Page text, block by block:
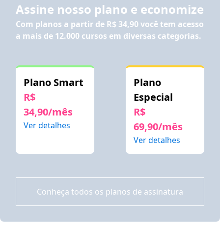
Assine nosso plano e economize
Com planos a partir de R$ 34,90você tem acesso
a mais de 12.000 cursos em diversas categorias.
Plano Smart
R$
34,90/mês
Ver detalhes
Plano
Especial
R$
69,90/mês
Ver detalhes
Conheça todos os planos de assinatura